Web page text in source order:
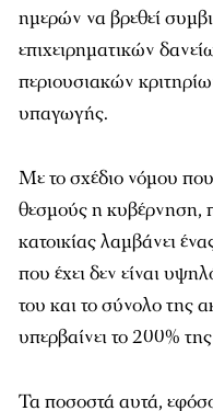
ημερών να βρεθεί
επιχειρηματικών
περιουσιακών
υπαγωγής.
Με το σχέδιο νόμου
θεσμούς η κυβέρνηση,
κατοικίας λαμβάνει
που έχει δεν είναι
του και το σύνολο της
υπερβαίνει το 200%
Τα ποσοστά αυτά,